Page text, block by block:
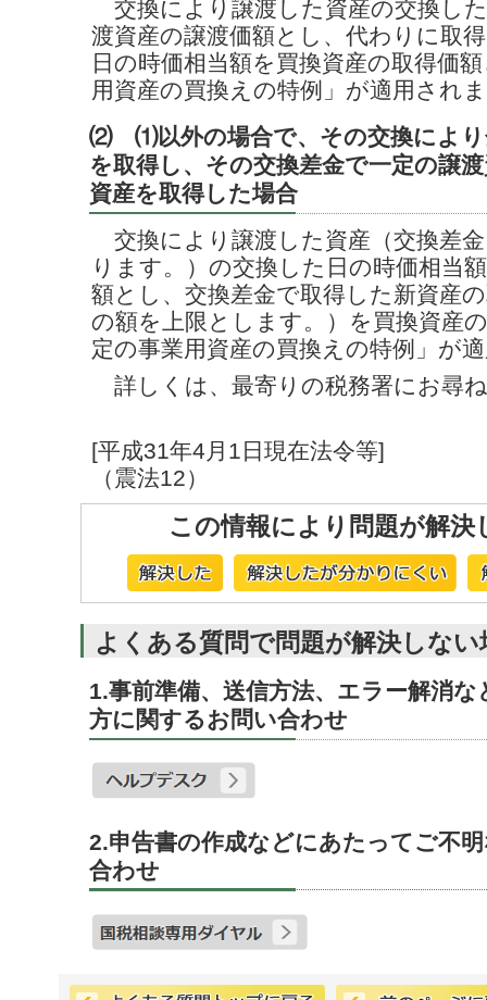
交換により譲渡した資産の交換し
渡資産の譲渡価額とし、代わりに取
日の時価相当額を買換資産の取得価
用資産の買換えの特例」が適用され
⑵ ⑴以外の場合で、その交換により
を取得し、その交換差金で一定の譲
資産を取得した場合
交換により譲渡した資産（交換差
ります。）の交換した日の時価相当
額とし、交換差金で取得した新資産
の額を上限とします。）を買換資産
定の事業用資産の買換えの特例」が
詳しくは、最寄りの税務署にお尋
[平成31年4月1日現在法令等]
（震法12）
この情報により問題が解決
よくある質問で問題が解決しな
1.事前準備、送信方法、エラー解消
方に関するお問い合わせ
2.申告書の作成などにあたってご不
合わせ